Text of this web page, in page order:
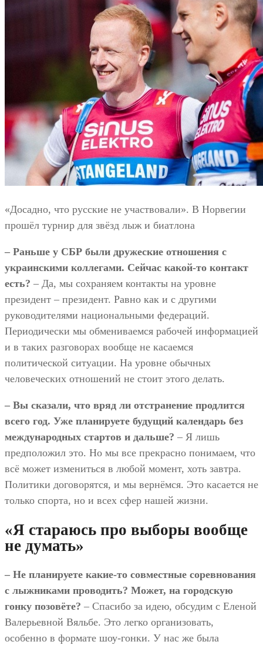
«Досадно, что русские не участвовали». В Норвегии
прошёл турнир для звёзд лыж и биатлона
– Раньше у СБР были дружеские отношения с
украинскими коллегами. Сейчас какой-то контакт
есть? – Да, мы сохраняем контакты на уровне
президент – президент. Равно как и с другими
руководителями национальными федераций.
Периодически мы обмениваемся рабочей информацией
и в таких разговорах вообще не касаемся
политической ситуации. На уровне обычных
человеческих отношений не стоит этого делать.
– Вы сказали, что вряд ли отстранение продлится
всего год. Уже планируете будущий календарь без
международных стартов и дальше? – Я лишь
предположил это. Но мы все прекрасно понимаем, что
всё может измениться в любой момент, хоть завтра.
Политики договорятся, и мы вернёмся. Это касается не
только спорта, но и всех сфер нашей жизни.
«Я стараюсь про выборы вообще
не думать»
– Не планируете какие-то совместные соревнования
с лыжниками проводить? Может, на городскую
гонку позовёте? – Спасибо за идею, обсудим с Еленой
Валерьевной Вяльбе. Это легко организовать,
особенно в формате шоу-гонки. У нас же была